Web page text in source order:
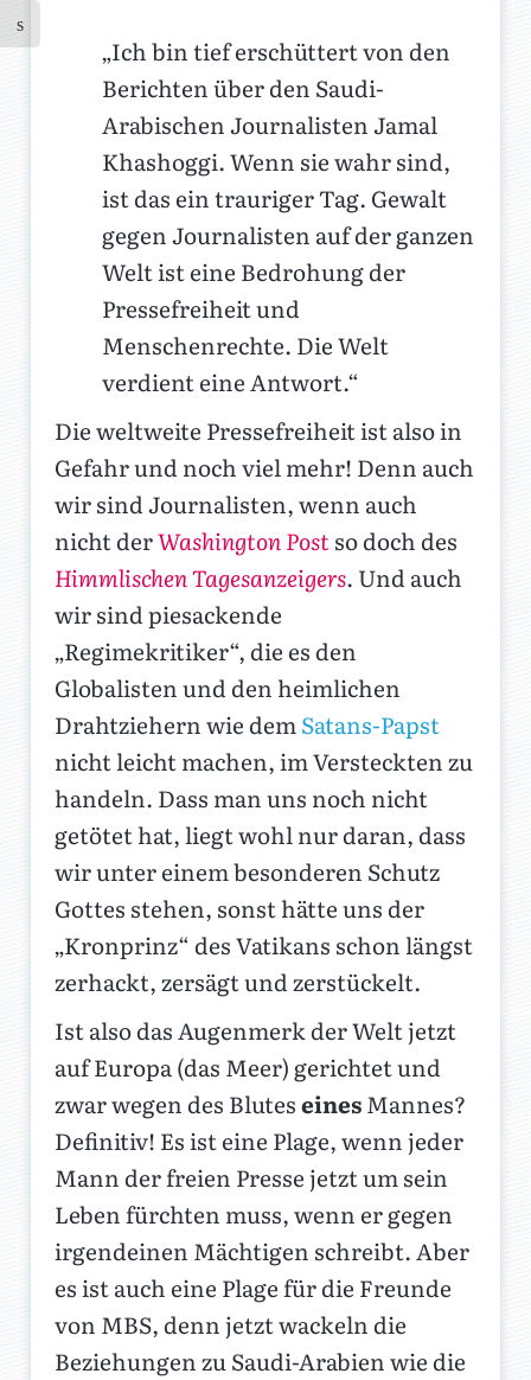
„Ich bin tief erschüttert von den
Berichten über den Saudi-
Arabischen Journalisten Jamal
Khashoggi. Wenn sie wahr sind,
ist das ein trauriger Tag. Gewalt
gegen Journalisten auf der ganzen
Welt ist eine Bedrohung der
Pressefreiheit und
Menschenrechte. Die Welt
verdient eine Antwort.“
Die weltweite Pressefreiheit ist also in
Gefahr und noch viel mehr! Denn auch
wir sind Journalisten, wenn auch
nicht derWashington Postso doch des
Himmlischen Tagesanzeigers. Und auch
wir sind piesackende
„Regimekritiker“, die es den
Globalisten und den heimlichen
Drahtziehern wie demSatans-Papst
nicht leicht machen, im Versteckten zu
handeln. Dass man uns noch nicht
getötet hat, liegt wohl nur daran, dass
wir unter einem besonderen Schutz
Gottes stehen, sonst hätte uns der
„Kronprinz“ des Vatikans schon längst
zerhackt, zersägt und zerstückelt.
Ist also das Augenmerk der Welt jetzt
auf Europa (das Meer) gerichtet und
zwar wegen des BluteseinesMannes?
Definitiv! Es ist eine Plage, wenn jeder
Mann der freien Presse jetzt um sein
Leben fürchten muss, wenn er gegen
irgendeinen Mächtigen schreibt. Aber
es ist auch eine Plage für die Freunde
von MBS, denn jetzt wackeln die
Beziehungen zu Saudi-Arabien wie die